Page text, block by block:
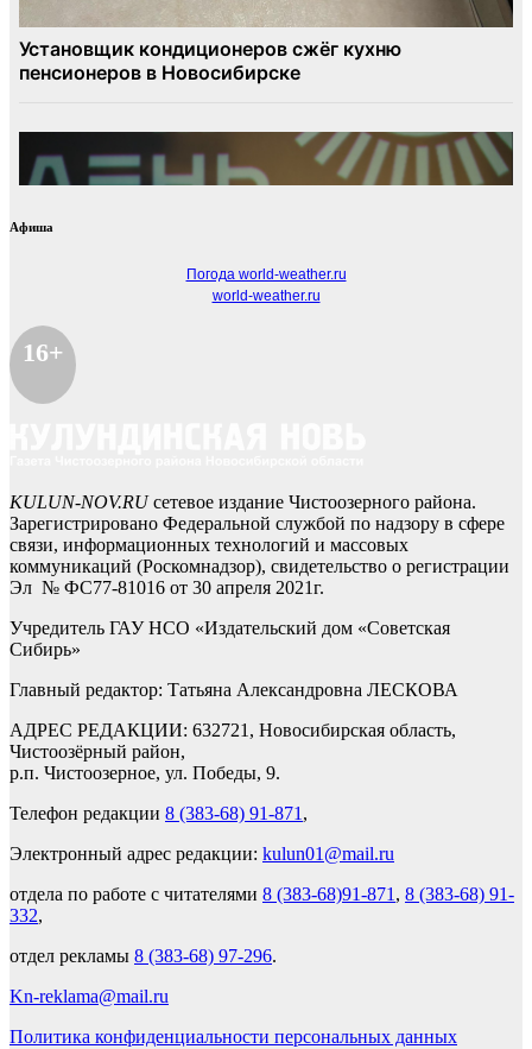
Афиша
Погода world-weather.ru
world-weather.ru
16+
KULUN-NOV.RUсетевое издание Чистоозерного района.
Зарегистрировано Федеральной службой по надзору в сфере
связи, информационных технологий и массовых
коммуникаций (Роскомнадзор), свидетельство о регистрации
Эл № ФС77-81016 от 30 апреля 2021г.
Учредитель ГАУ НСО «Издательский дом «Советская
Сибирь»
Главный редактор: Татьяна Александровна ЛЕСКОВА
АДРЕС РЕДАКЦИИ: 632721, Новосибирская область,
Чистоозёрный район,
р.п. Чистоозерное, ул. Победы, 9.
Телефон редакции 8 (383-68) 91-871 ,
Электронный адрес редакции: kulun01@mail.ru
отдела по работе с читателями 8 (383-68)91-871 , 8 (383-68) 91-
332,
отдел рекламы 8 (383-68) 97-296.
Kn-reklama@mail.ru
Политика конфиденциальности персональных данных